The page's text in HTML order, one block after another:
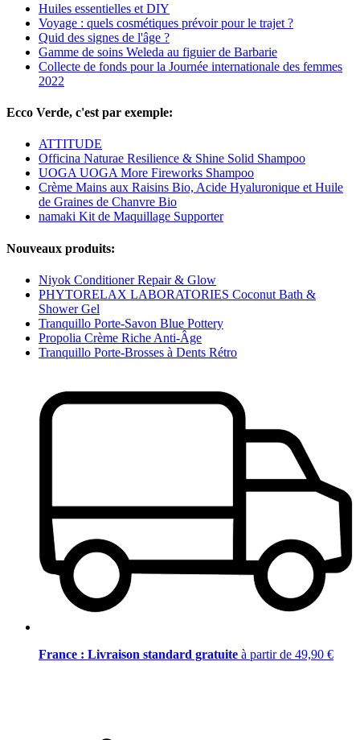
Huiles essentielles et DIY
Voyage : quels cosmétiques prévoir pour le trajet ?
Quid des signes de l'âge ?
Gamme de soins Weleda au figuier de Barbarie
Collecte de fonds pour la Journée internationale des femmes
2022
Ecco Verde, c'est par exemple:
ATTITUDE
Officina Naturae Resilience & Shine Solid Shampoo
UOGA UOGA More Fireworks Shampoo
Crème Mains aux Raisins Bio, Acide Hyaluronique et Huile
de Graines de Chanvre Bio
namaki Kit de Maquillage Supporter
Nouveaux produits:
Niyok Conditioner Repair & Glow
PHYTORELAX LABORATORIES Coconut Bath &
Shower Gel
Tranquillo Porte-Savon Blue Pottery
Propolia Crème Riche Anti-Âge
Tranquillo Porte-Brosses à Dents Rétro
France : Livraison standard gratuite à partir de 49,90 €